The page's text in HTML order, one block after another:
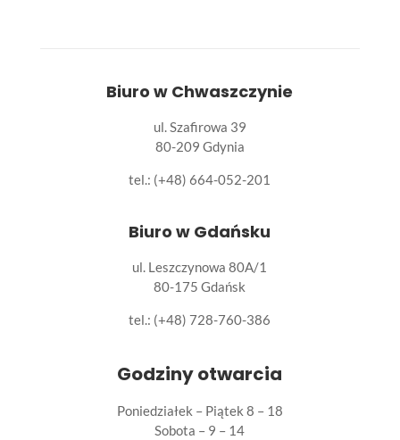
Biuro w Chwaszczynie
ul. Szafirowa 39
80-209 Gdynia
tel.: (+48) 664-052-201
Biuro w Gdańsku
ul. Leszczynowa 80A/1
80-175 Gdańsk
tel.: (+48) 728-760-386
Godziny otwarcia
Poniedziałek – Piątek 8 – 18
Sobota – 9 – 14